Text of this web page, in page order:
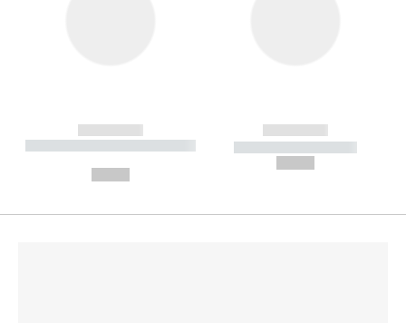
------------
----------- ----------- --------
------------
----------- -----------